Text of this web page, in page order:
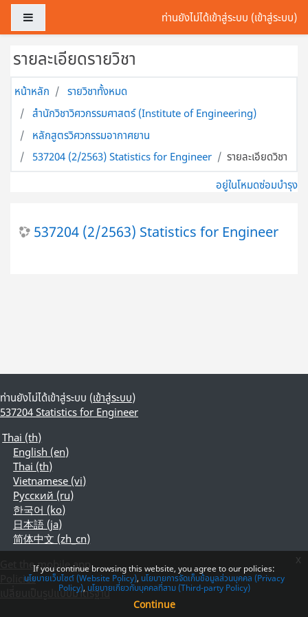
ข้ามไปที่เนื้อหาหลัก
ท่านยังไม่ได้เข้าสู่ระบบ (เข้าสู่ระบบ)
รายละเอียดรายวิชา
หน้าหลัก
รายวิชาทั้งหมด
สำนักวิชาวิศวกรรมศาสตร์ (Institute of Engineering)
หลักสูตรวิศวกรรมอากาศยาน
537204 (2/2563) Statistics for Engineer
รายละเอียดวิชา
อยู่ในโหมดซ่อมบำรุง
537204 (2/2563) Statistics for Engineer
ท่านยังไม่ได้เข้าสู่ระบบ (เข้าสู่ระบบ)
537204 Statistics for Engineer
Thai ‎(th)‎
English ‎(en)‎
Thai ‎(th)‎
Vietnamese ‎(vi)‎
Русский ‎(ru)‎
한국어 ‎(ko)‎
日本語 ‎(ja)‎
简体中文 ‎(zh_cn)‎
Get the mobile app
Policies
เปลี่ยนเป็นรูปแบบมาตรฐาน
If you continue browsing this website, you agree to our policies:
นโยบายเว็บไซต์ (Website Policy) นโยบายการจัดเก็บข้อมูลส่วนบุคคล (Privacy
Policy) นโยบายเกี่ยวกับบุคคลที่สาม (Third-party Policy)
Continue
x